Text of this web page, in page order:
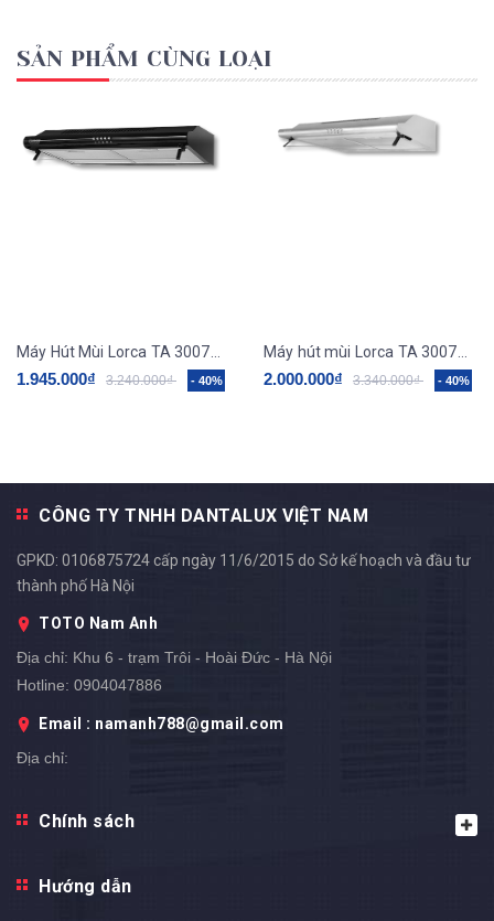
SẢN PHẨM CÙNG LOẠI
1.945.000₫ 3.240.000₫ - 40% 2.000.000₫ 3.340.000₫ - 40%
CÔNG TY TNHH DANTALUX VIỆT NAM
GPKD: 0106875724 cấp ngày 11/6/2015 do Sở kế hoạch và đầu tư
thành phố Hà Nội
TOTO Nam Anh
Địa chỉ: Khu 6 - trạm Trôi - Hoài Đức - Hà Nội
Hotline: 0904047886
Email : namanh788@gmail.com
Địa chỉ: